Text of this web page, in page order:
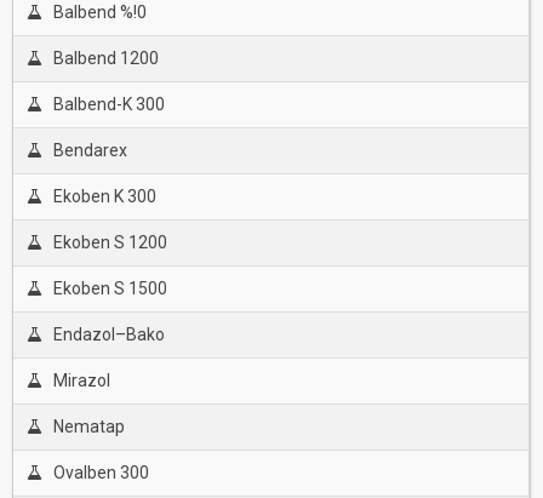
Balbend %!0
Balbend 1200
Balbend-K 300
Bendarex
Ekoben K 300
Ekoben S 1200
Ekoben S 1500
Endazol–Bako
Mirazol
Nematap
Ovalben 300